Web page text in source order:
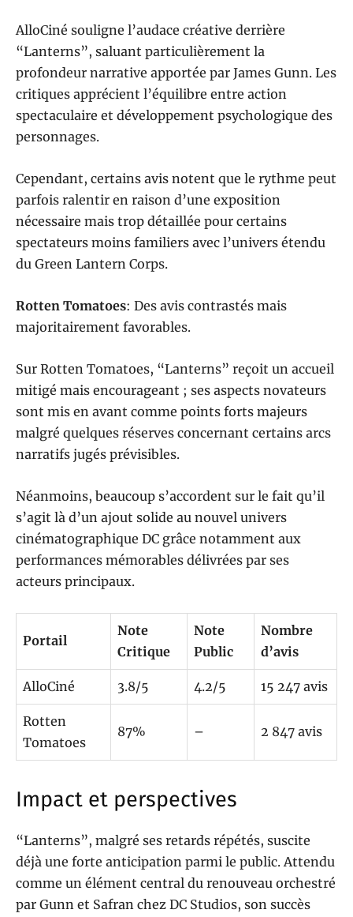
AlloCiné souligne l’audace créative derrière
“Lanterns”, saluant particulièrement la
profondeur narrative apportée par James Gunn. Les
critiques apprécient l’équilibre entre action
spectaculaire et développement psychologique des
personnages.
Cependant, certains avis notent que le rythme peut
parfois ralentir en raison d’une exposition
nécessaire mais trop détaillée pour certains
spectateurs moins familiers avec l’univers étendu
du Green Lantern Corps.
Rotten Tomatoes: Des avis contrastés mais
majoritairement favorables.
Sur Rotten Tomatoes, “Lanterns” reçoit un accueil
mitigé mais encourageant ; ses aspects novateurs
sont mis en avant comme points forts majeurs
malgré quelques réserves concernant certains arcs
narratifs jugés prévisibles.
Néanmoins, beaucoup s’accordent sur le fait qu’il
s’agit là d’un ajout solide au nouvel univers
cinématographique DC grâce notamment aux
performances mémorables délivrées par ses
acteurs principaux.
Portail
Note
Critique
Note
Public
Nombre
d’avis
AlloCiné 3.8/5 4.2/5 15 247 avis
Rotten
Tomatoes
87% – 2 847 avis
Impact et perspectives
“Lanterns”, malgré ses retards répétés, suscite
déjà une forte anticipation parmi le public. Attendu
comme un élément central du renouveau orchestré
par Gunn et Safran chez DC Studios, son succès